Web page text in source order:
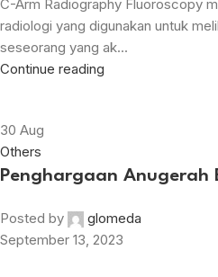
C-Arm Radiography Fluoroscopy
radiologi yang digunakan untuk
seseorang yang ak...
Continue reading
30 Aug
Others
Penghargaan Anugerah
Posted by
glomeda
September 13, 2023